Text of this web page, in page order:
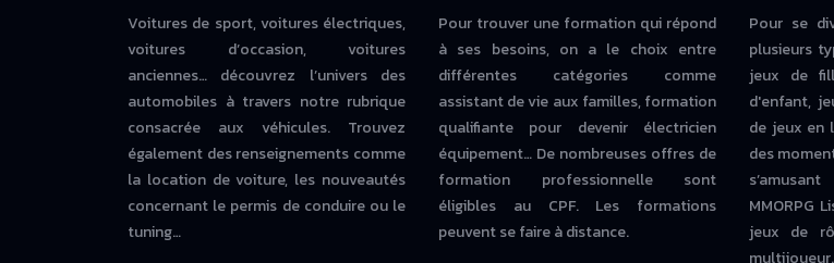
Voitures de sport, voitures électriques,
voitures d’occasion, voitures
anciennes… découvrez l’univers des
automobiles à travers notre rubrique
consacrée aux véhicules. Trouvez
également des renseignements comme
la location de voiture, les nouveautés
concernant le permis de conduire ou le
tuning…
Pour trouver une formation qui répond
à ses besoins, on a le choix entre
différentes catégories comme
assistant de vie aux familles, formation
qualifiante pour devenir électricien
équipement… De nombreuses offres de
formation professionnelle sont
éligibles au CPF. Les formations
peuvent se faire à distance.
Pour se
plusieurs
jeux de
d'enfant,
de jeux en
des
MMORPG
jeux de
multijoueur.